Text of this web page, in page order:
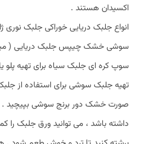
اکسیدان هستند .
انواع جلبک دریایی خوراکی جلبک نوری
سوشی خشک چیپس جلبک دریایی (
سوپ کره‌ ای جلبک سیاه برای تهیه پلو
تهیه جلبک سوشی برای استفاده از
صورت خشک دور برنج سوشی بپیچید .
داشته باشد ، می‌ توانید ورق جلبک را